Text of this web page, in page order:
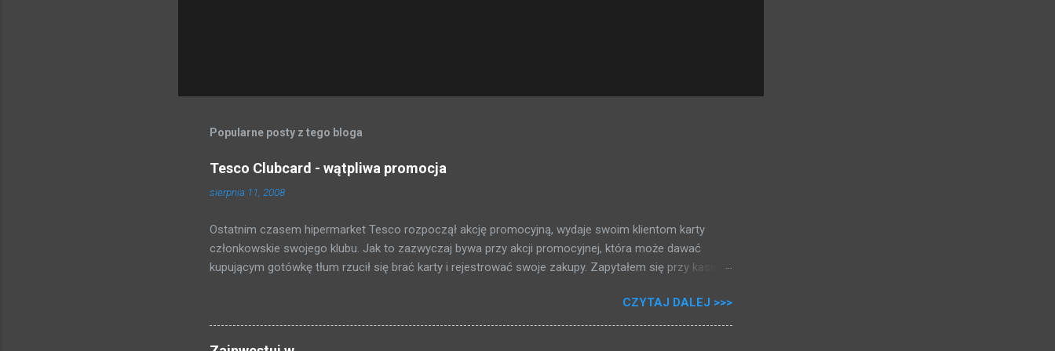
Popularne posty z tego bloga
Tesco Clubcard - wątpliwa promocja
sierpnia 11, 2008
Ostatnim czasem hipermarket Tesco rozpoczął akcję promocyjną, wydaje swoim klientom karty
członkowskie swojego klubu. Jak to zazwyczaj bywa przy akcji promocyjnej, która może dawać
kupującym gotówkę tłum rzucił się brać karty i rejestrować swoje zakupy. Zapytałem się przy kasie,
punktów = 5 PLN Fajnie, nie? Za zakupy dostajemy punkty, i raz na kwartał (trzy miesiące) jak
uzbieramy dość punktów dostajemy bon na zakupy, przy czym musimy uskrobać co najmniej 500
punktów * . Po magiczno - matematycznych przekształceniach (za każdy wydany tysiąc złotych
CZYTAJ DALEJ >>>